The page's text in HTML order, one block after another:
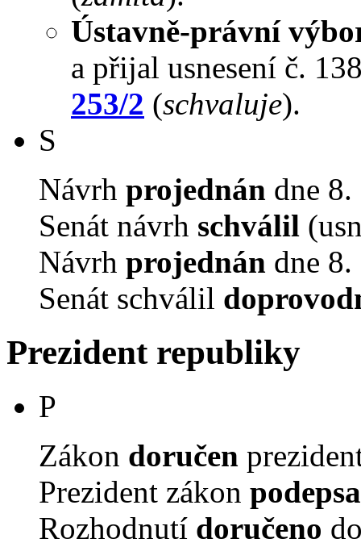
Ústavně-právní
a přijal usnesení č.
253/2 (schvaluje).
S
Návrh projednán dne
Senát návrh schválil
Návrh projednán dne
Senát schválil
Prezident republiky
P
Zákon doručen
Prezident zákon
Rozhodnutí doručeno